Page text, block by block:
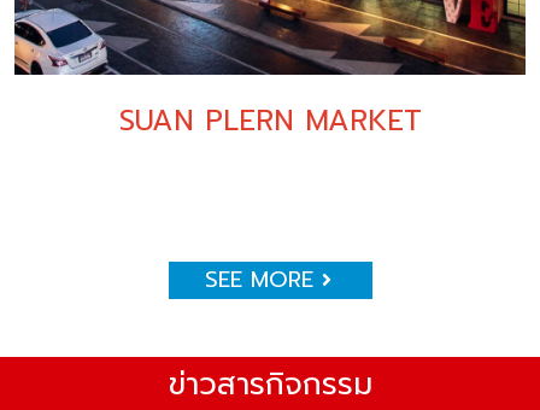
SUAN PLERN MARKET
SEE MORE
ข่าวสารกิจกรรม